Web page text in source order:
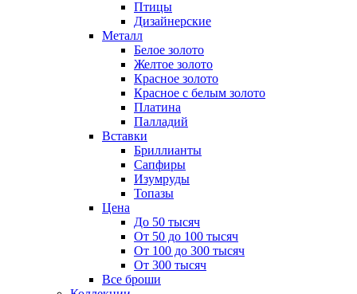
Птицы
Дизайнерские
Металл
Белое золото
Желтое золото
Красное золото
Красное с белым золото
Платина
Палладий
Вставки
Бриллианты
Сапфиры
Изумруды
Топазы
Цена
До 50 тысяч
От 50 до 100 тысяч
От 100 до 300 тысяч
От 300 тысяч
Все броши